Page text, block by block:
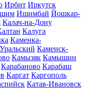
Ирбит Иркутск
Ишимбай Йошкар-
Калач-на-Дону
Калуга
Каменка-
Каменск-
Камызяк Камышин
Карабаново Карабаш
Каргат Каргополь
Катав-Ивановск